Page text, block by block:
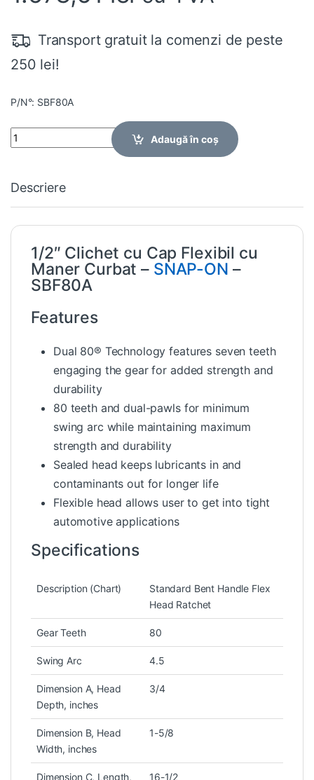
Transport gratuit la comenzi de peste
250 lei!
P/N°: SBF80A
Quantity
Adaugă în coș
Descriere
1/2″ Clichet cu Cap Flexibil cu
Maner Curbat – SNAP-ON –
SBF80A
Features
Dual 80® Technology features seven teeth
engaging the gear for added strength and
durability
80 teeth and dual-pawls for minimum
swing arc while maintaining maximum
strength and durability
Sealed head keeps lubricants in and
contaminants out for longer life
Flexible head allows user to get into tight
automotive applications
Specifications
Description (Chart)
Standard Bent Handle Flex
Head Ratchet
Gear Teeth 80
Swing Arc 4.5
Dimension A, Head
Depth, inches
3/4
Dimension B, Head
Width, inches
1-5/8
Dimension C, Length, 16-1/2